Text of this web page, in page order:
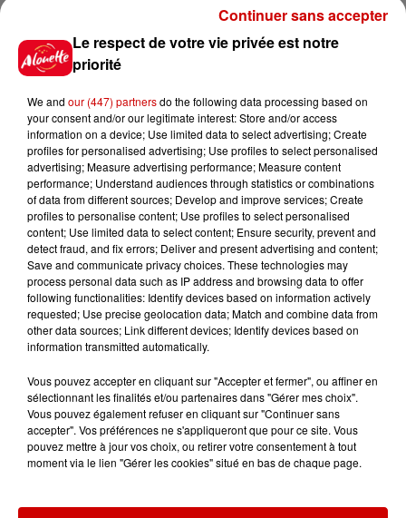
rouleurs" : le délai pour la...
8 août 2026
Royan : elle tente d’écraser son
ex-conjoint et dit regretter...
8 août 2026
Cambriolages : plus de 18 000
logements visités en juillet 2026,
Jeux Voir plus
Le respect de votre vie privée est notre
priorité
We and our (447) partnersdo the following data processing based on
your consent and/or our legitimate interest: Store and/or access
information on a device; Use limited data to select advertising; Create
profiles for personalised advertising; Use profiles to select personalised
advertising; Measure advertising performance; Measure content
performance; Understand audiences through statistics or combinations
of data from different sources; Develop and improve services; Create
profiles to personalise content; Use profiles to select personalised
content; Use limited data to select content; Ensure security, prevent and
detect fraud, and fix errors; Deliver and present advertising and content;
Save and communicate privacy choices. These technologies may
process personal data such as IP address and browsing data to offer
following functionalities: Identify devices based on information actively
requested; Use precise geolocation data; Match and combine data from
other data sources; Link different devices; Identify devices based on
information transmitted automatically.
Vous pouvez accepter en cliquant sur "Accepter et fermer", ou affiner en
sélectionnant les finalités et/ou partenaires dans "Gérer mes choix".
Vous pouvez également refuser en cliquant sur "Continuer sans
accepter". Vos préférences ne s'appliqueront que pour ce site. Vous
pouvez mettre à jour vos choix, ou retirer votre consentement à tout
moment via le lien "Gérer les cookies" situé en bas de chaque page.
Continuer sans accepter